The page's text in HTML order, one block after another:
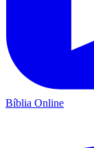
Bíblia Online